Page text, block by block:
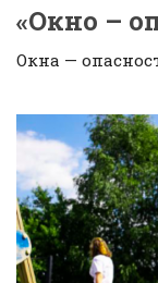
«Окно –
Окна —